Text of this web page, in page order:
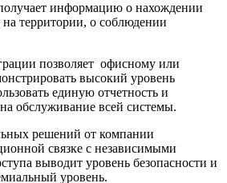
информацию о нахождении
территории, о соблюдении
позволяет офисному или
высокий уровень
единую отчетность и
обслуживание всей системы.
решений от компании
связке с независимыми
выводит уровень безопасности и
уровень.